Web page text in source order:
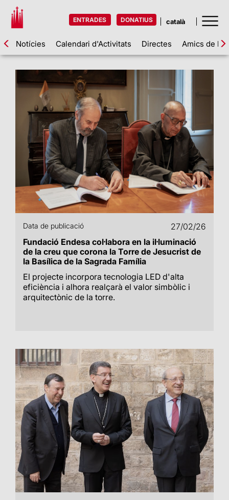
ENTRADES DONATIUS
Notícies Calendari d'Activitats Directes Amics de la
Data de publicació
27/02/26
Fundació Endesa col·labora en la il·luminació
de la creu que corona la Torre de Jesucrist de
la Basílica de la Sagrada Família
El projecte incorpora tecnologia LED d'alta
eficiència i alhora realçarà el valor simbòlic i
arquitectònic de la torre.